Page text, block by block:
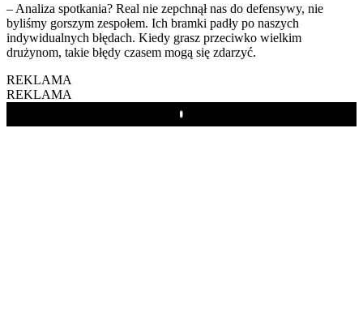
– Analiza spotkania? Real nie zepchnął nas do defensywy, nie
byliśmy gorszym zespołem. Ich bramki padły po naszych
indywidualnych błędach. Kiedy grasz przeciwko wielkim
drużynom, takie błędy czasem mogą się zdarzyć.
REKLAMA
REKLAMA
Play